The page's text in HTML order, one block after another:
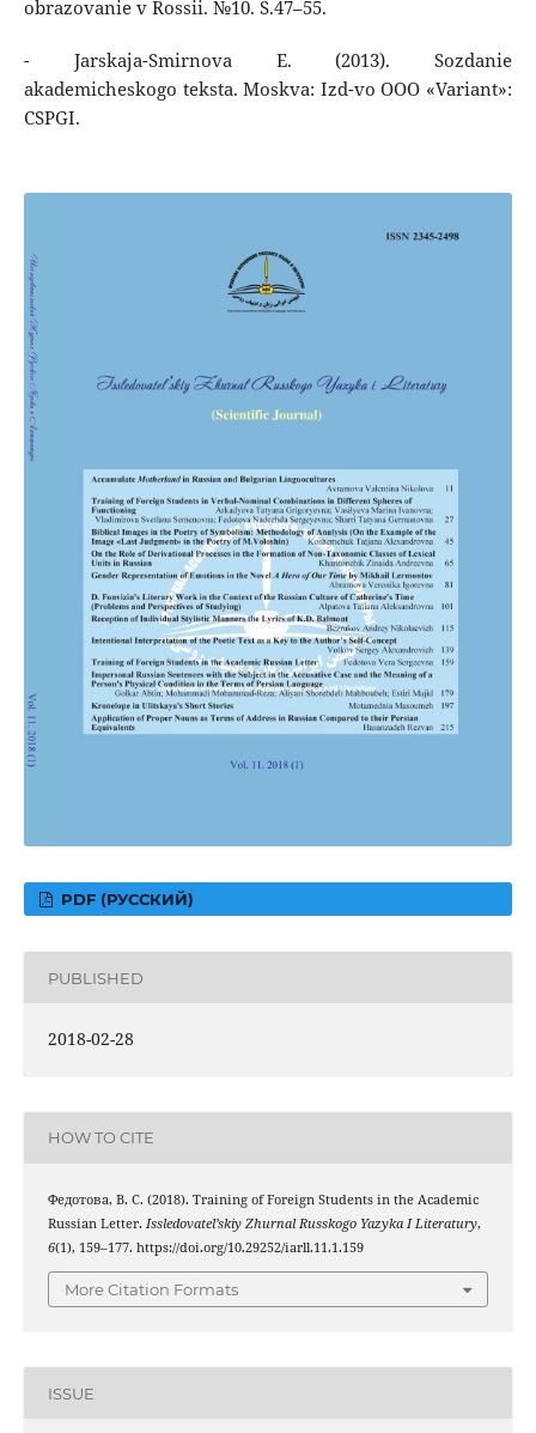
obrazovanie v Rossii. №10. S.47–55.
- Jarskaja-Smirnova E. (2013). Sozdanie
akademicheskogo teksta. Moskva: Izd-vo OOO «Variant»:
CSPGI.
PDF (РУССКИЙ)
PUBLISHED
2018-02-28
HOW TO CITE
Федотова, В. С. (2018). Training of Foreign Students in the Academic
Russian Letter. Issledovatel’skiy Zhurnal Russkogo Yazyka I Literatury,
6(1), 159–177. https://doi.org/10.29252/iarll.11.1.159
More Citation Formats
ISSUE